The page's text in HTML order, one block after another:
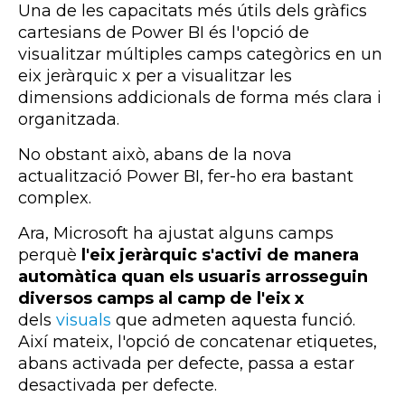
Una de les capacitats més útils dels gràfics
cartesians de Power BI és l'opció de
visualitzar múltiples camps categòrics en un
eix jeràrquic x per a visualitzar les
dimensions addicionals de forma més clara i
organitzada.
No obstant això, abans de la nova
actualització Power BI, fer-ho era bastant
complex.
Ara, Microsoft ha ajustat alguns camps
perquè l'eix jeràrquic s'activi de manera
automàtica quan els usuaris arrosseguin
diversos camps al camp de l'eix x
dels visuals que admeten aquesta funció.
Així mateix, l'opció de concatenar etiquetes,
abans activada per defecte, passa a estar
desactivada per defecte.